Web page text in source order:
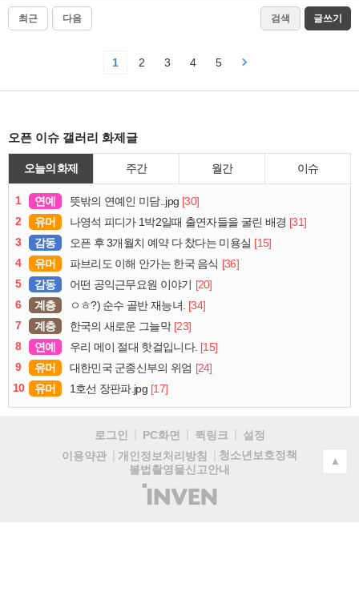
최근 다음 검색 글쓰기
1 2 3 4 5
오픈 이슈 갤러리 화제글
오늘의 화제 주간 월간 이슈
1 연예 뜻밖의 연예인 미담..jpg [30]
2
유머 나영석 피디가 1박2일때 출연자들을 굴린 배경 [31]
3
감동 오픈 후 3개월치 예약 다 찼다는 미용실 [15]
4
유머 파브리도 이해 안가는 한국 음식 [36]
5
감동 어떤 공익근무요원 이야기 [20]
6
계층 ㅇㅎ?) 순수 골반 재능녀. [34]
7
계층 한국의 새로운 그늘막 [23]
8
연예 우리 메이 절대 핫걸입니다. [15]
9
유머 대한민국 군종신부의 위엄 [24]
10
유머 1호선 장판파.jpg [17]
로그인 PC화면 퀵링크
설정
이용약관
개인정보처리방침
청소년보호정책
불법촬영물신고안내
(주)
인
▲